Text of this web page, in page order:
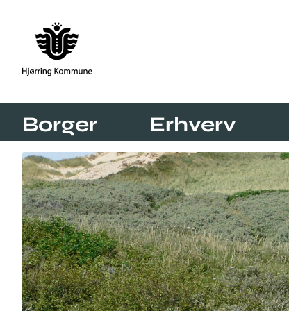
Borger Erhverv